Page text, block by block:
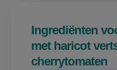
Ingrediënten
met haricot
cherrytomaten